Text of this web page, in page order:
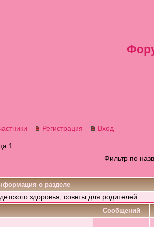
Регистрация Вход
1
Фильтр по
о разделе
здоровья, советы для родителей.
Cообщений